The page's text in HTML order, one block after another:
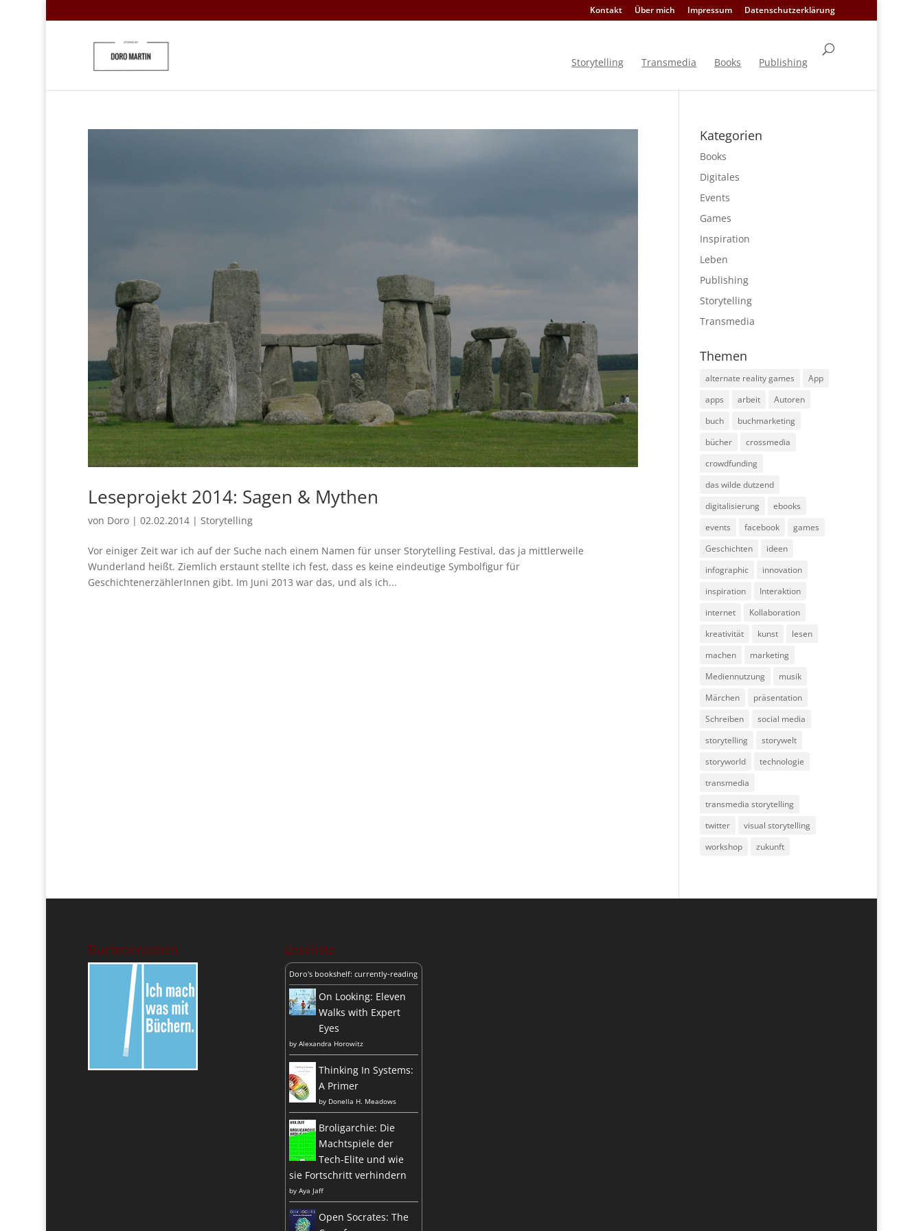
Kontakt Über mich Impressum Datenschutzerklärung
Storytelling Transmedia Books Publishing
Leseprojekt 2014: Sagen & Mythen
von Doro| 02.02.2014| Storytelling
Vor einiger Zeit war ich auf der Suche nach einem Namen für unser Storytelling Festival, das ja mittlerweile
Wunderland heißt. Ziemlich erstaunt stellte ich fest, dass es keine eindeutige Symbolfigur für
GeschichtenerzählerInnen gibt. Im Juni 2013 war das, und als ich...
Kategorien
Books
Digitales
Events
Games
Inspiration
Leben
Publishing
Storytelling
Transmedia
Themen
alternate reality games
App
apps
arbeit
Autoren
buch
buchmarketing
bücher
crossmedia
crowdfunding
das wilde dutzend
digitalisierung
ebooks
events
facebook
games
Geschichten
ideen
infographic
innovation
inspiration
Interaktion
internet
Kollaboration
kreativität
kunst
lesen
machen
marketing
Mediennutzung
musik
Märchen
präsentation
Schreiben
social media
storytelling
storywelt
storyworld
technologie
transmedia
transmedia storytelling
twitter
visual storytelling
workshop
zukunft
Buchmenschen Leseliste
Doro's bookshelf: currently-reading
On Looking: Eleven
Walks with Expert
Eyes
by Alexandra Horowitz
Thinking In Systems:
A Primer
by Donella H. Meadows
Broligarchie: Die
Machtspiele der
Tech-Elite und wie
sie Fortschritt verhindern
by Aya Jaff
Open Socrates: The